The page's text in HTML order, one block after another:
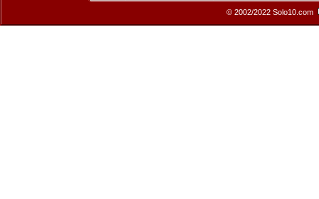
© 2002/2022 Solo10.com